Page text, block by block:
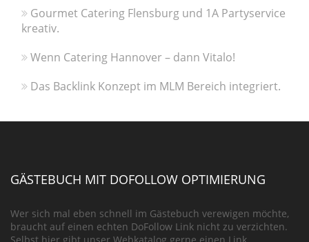
Gourmet Catering Flensburg und 1A Partyservice
kreativ.
Wenn Catering Hannover – dann Vitalo!
Das Backlink Konzept im MLM Bereich integriert.
GÄSTEBUCH MIT DOFOLLOW OPTIMIERUNG
Wer sich mal eben schnell im Gästebuch verewigen möchte,
braucht auf einen echten DoFollow Link nicht zu verzichten.